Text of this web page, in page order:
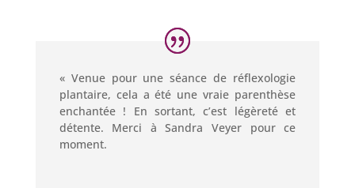
« Venue pour une séance de réflexologie
plantaire, cela a été une vraie parenthèse
enchantée ! En sortant, c’est légèreté et
détente. Merci à Sandra Veyer pour ce
moment.